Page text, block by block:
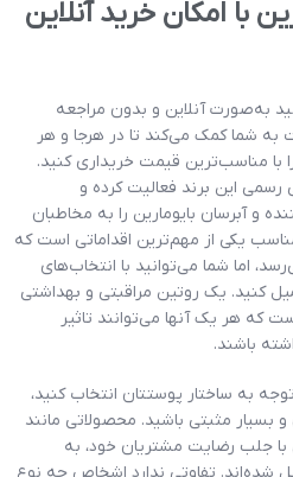
با امکان خرید آنلاین
به‌صورت آنلاین و بدون مراجعه
به شما کمک می‌کند تا در هرجا و هر
با مناسب‌ترین قیمت خریداری کنید.
رسمی این برند فعالیت کرده و
و آبرسان بایومارین را به مخاطبان
یکی از مهم‌ترین اقداماتی است که
اما شما می‌توانید با انتخاب‌های
کنید. یک روتین مراقبتی و بهداشتی
که هر یک آنها می‌توانند تاثیر
باشند.
به ساختار پوستتان انتخاب کنید،
و بسیار مثبتی باشید. محصولاتی مانند
با جلب رضایت مشتریان خود، به